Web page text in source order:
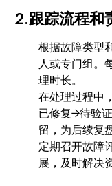
2.跟踪流程和
根据故障类型
人或专门组。
理时长。
在处理过程中
已修复→待验
留，为后续复
定期召开故障
展，及时解决